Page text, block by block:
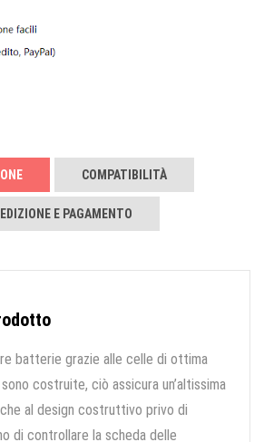
COMPATIBILITÀ
E PAGAMENTO
batterie grazie alle celle di ottima
costruite, ciò assicura un’altissima
al design costruttivo privo di
di controllare la scheda delle